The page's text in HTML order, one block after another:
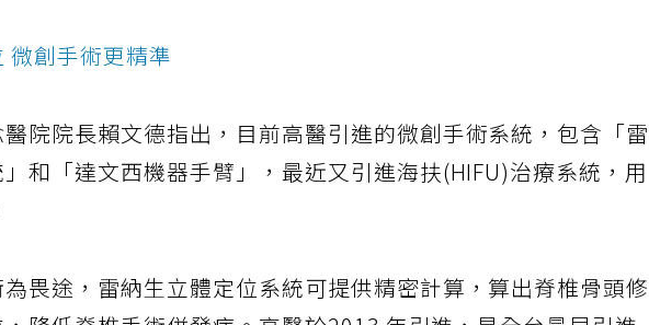
微創手術更精準
院院長賴文德指出，目前高醫引進的微創手術系統，包含「雷
和「達文西機器手臂」，最近又引進海扶(HIFU)治療系統，用
畏途，雷納生立體定位系統可提供精密計算，算出脊椎骨頭修